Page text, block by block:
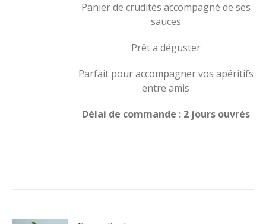
Panier de crudités accompagné de ses
sauces
Prêt a déguster
Parfait pour accompagner vos apéritifs
entre amis
Délai de commande : 2 jours ouvrés